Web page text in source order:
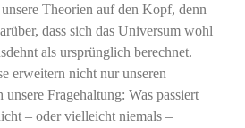
Theorien auf den Kopf, denn
dass sich das Universum wohl
als ursprünglich berechnet.
erweitern nicht nur unseren
Fragehaltung: Was passiert
– oder vielleicht niemals –